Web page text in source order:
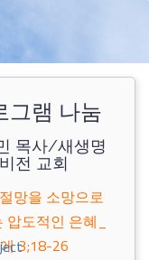
그램 나눔
목사/새생명
비전 교회
망을 소망으로
압도적인 은혜_
애 3;18-26